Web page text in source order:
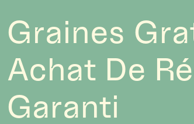
Graines
Achat De
Garanti